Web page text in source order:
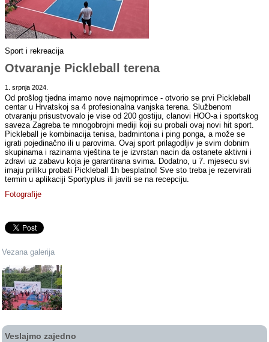
Sport i rekreacija
Otvaranje Pickleball terena
1. srpnja 2024.
Od prošlog tjedna imamo nove najmoprimce - otvorio se prvi Pickleball
centar u Hrvatskoj sa 4 profesionalna vanjska terena. Službenom
otvaranju prisustvovalo je vise od 200 gostiju, clanovi HOO-a i sportskog
saveza Zagreba te mnogobrojni mediji koji su probali ovaj novi hit sport.
Pickleball je kombinacija tenisa, badmintona i ping ponga, a može se
igrati pojedinačno ili u parovima. Ovaj sport prilagodljiv je svim dobnim
skupinama i razinama vještina te je izvrstan nacin da ostanete aktivni i
zdravi uz zabavu koja je garantirana svima. Dodatno, u 7. mjesecu svi
imaju priliku probati Pickleball 1h besplatno! Sve sto treba je rezervirati
termin u aplikaciji Sportyplus ili javiti se na recepciju.
Fotografije
Vezana galerija
Veslajmo zajedno